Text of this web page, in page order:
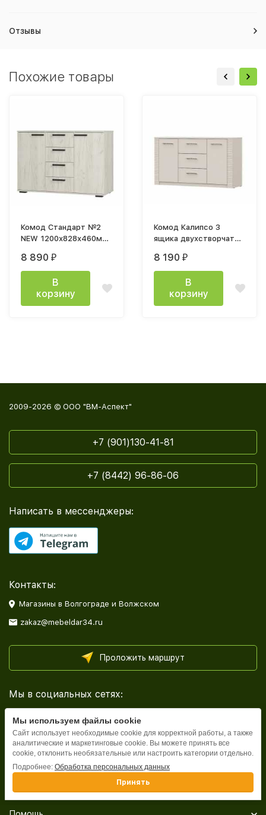
Отзывы
Похожие товары
Комод Стандарт №2
NEW 1200х828х460мм
8 890 ₽
В
корзину
Комод Калипсо 3
ящика двухстворчатый
8 190 ₽
В
корзину
2009-2026 © ООО "ВМ-Аспект"
+7 (901)130-41-81
+7 (8442) 96-86-06
Написать в мессенджеры:
Контакты:
Магазины в Волгограде и Волжском
zakaz@mebeldar34.ru
Проложить маршрут
Мы в социальных сетях:
Каталог
Мы используем файлы cookie
Сайт использует необходимые cookie для корректной работы, а также
аналитические и маркетинговые cookie. Вы можете принять все
cookie, отклонить необязательные или настроить категории отдельно.
Подробнее: Обработка персональных данных
Принять